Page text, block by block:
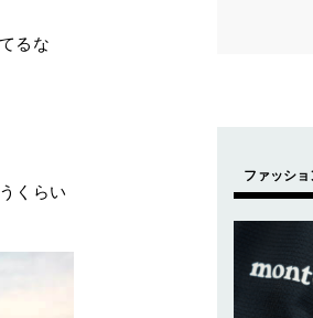
るな
くらい